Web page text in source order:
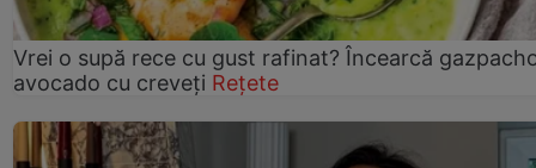
Vrei o supă rece cu gust rafinat? Încearcă
avocado cu creveți Rețete